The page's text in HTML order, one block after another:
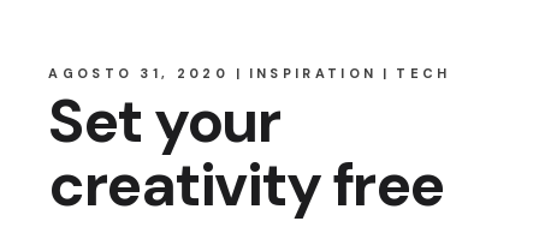
AGOSTO 31, 2020 INSPIRATION TECH
Set your
creativity free